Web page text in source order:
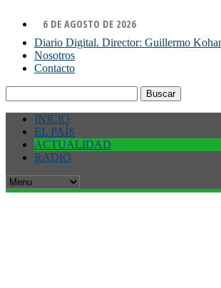
6 DE AGOSTO DE 2026
Diario Digital. Director: Guillermo
Nosotros
Contacto
INICIO
EL PAÍS
ACTUALIDAD
RADIO